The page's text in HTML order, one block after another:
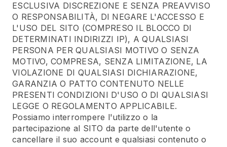
ESCLUSIVA DISCREZIONE E SENZA PREAVVISO
O RESPONSABILITÀ, DI NEGARE L'ACCESSO E
L'USO DEL SITO (COMPRESO IL BLOCCO DI
DETERMINATI INDIRIZZI IP), A QUALSIASI
PERSONA PER QUALSIASI MOTIVO O SENZA
MOTIVO, COMPRESA, SENZA LIMITAZIONE, LA
VIOLAZIONE DI QUALSIASI DICHIARAZIONE,
GARANZIA O PATTO CONTENUTO NELLE
PRESENTI CONDIZIONI D'USO O DI QUALSIASI
LEGGE O REGOLAMENTO APPLICABILE.
Possiamo interrompere l'utilizzo o la
partecipazione al SITO da parte dell'utente o
cancellare il suo account e qualsiasi contenuto o